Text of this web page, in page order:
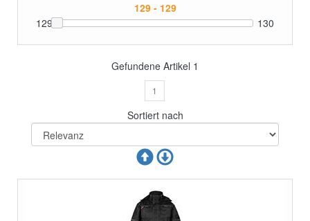
129 130
Gefundene Artikel 1
1
Sortiert nach